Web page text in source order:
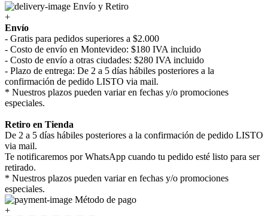
Envío y Retiro
+
Envío
- Gratis para pedidos superiores a $2.000
- Costo de envío en Montevideo: $180 IVA incluido
- Costo de envío a otras ciudades: $280 IVA incluido
- Plazo de entrega: De 2 a 5 días hábiles posteriores a la
confirmación de pedido LISTO via mail.
* Nuestros plazos pueden variar en fechas y/o promociones
especiales.
Retiro en Tienda
De 2 a 5 días hábiles posteriores a la confirmación de pedido LISTO
via mail.
Te notificaremos por WhatsApp cuando tu pedido esté listo para ser
retirado.
* Nuestros plazos pueden variar en fechas y/o promociones
especiales.
Método de pago
+